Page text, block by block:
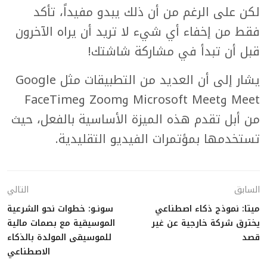
لكن على الرغم من أن ذلك يبدو مفيداً، تأكد
فقط من إخفاء أي شيء لا تريد أن يراه الآخرون
قبل أن تبدأ في مشاركة شاشتك!
يشار إلى أن العديد من التطبيقات مثل Google
Meet وMicrosoft Meet وZoom وFaceTime
من أبل تقدم هذه الميزة الأساسية بالفعل، حيث
تستخدمها بمؤتمرات الفيديو التقليدية.
السابق
ميتا: نموذج ذكاء اصطناعي
يخترق شركة خارجية عن غير
قصد
التالي
سونـو: خطوات نحو الشرعية
الموسيقية مع بصمات مائية
للموسيقى المولدة بالذكاء
الاصطناعي